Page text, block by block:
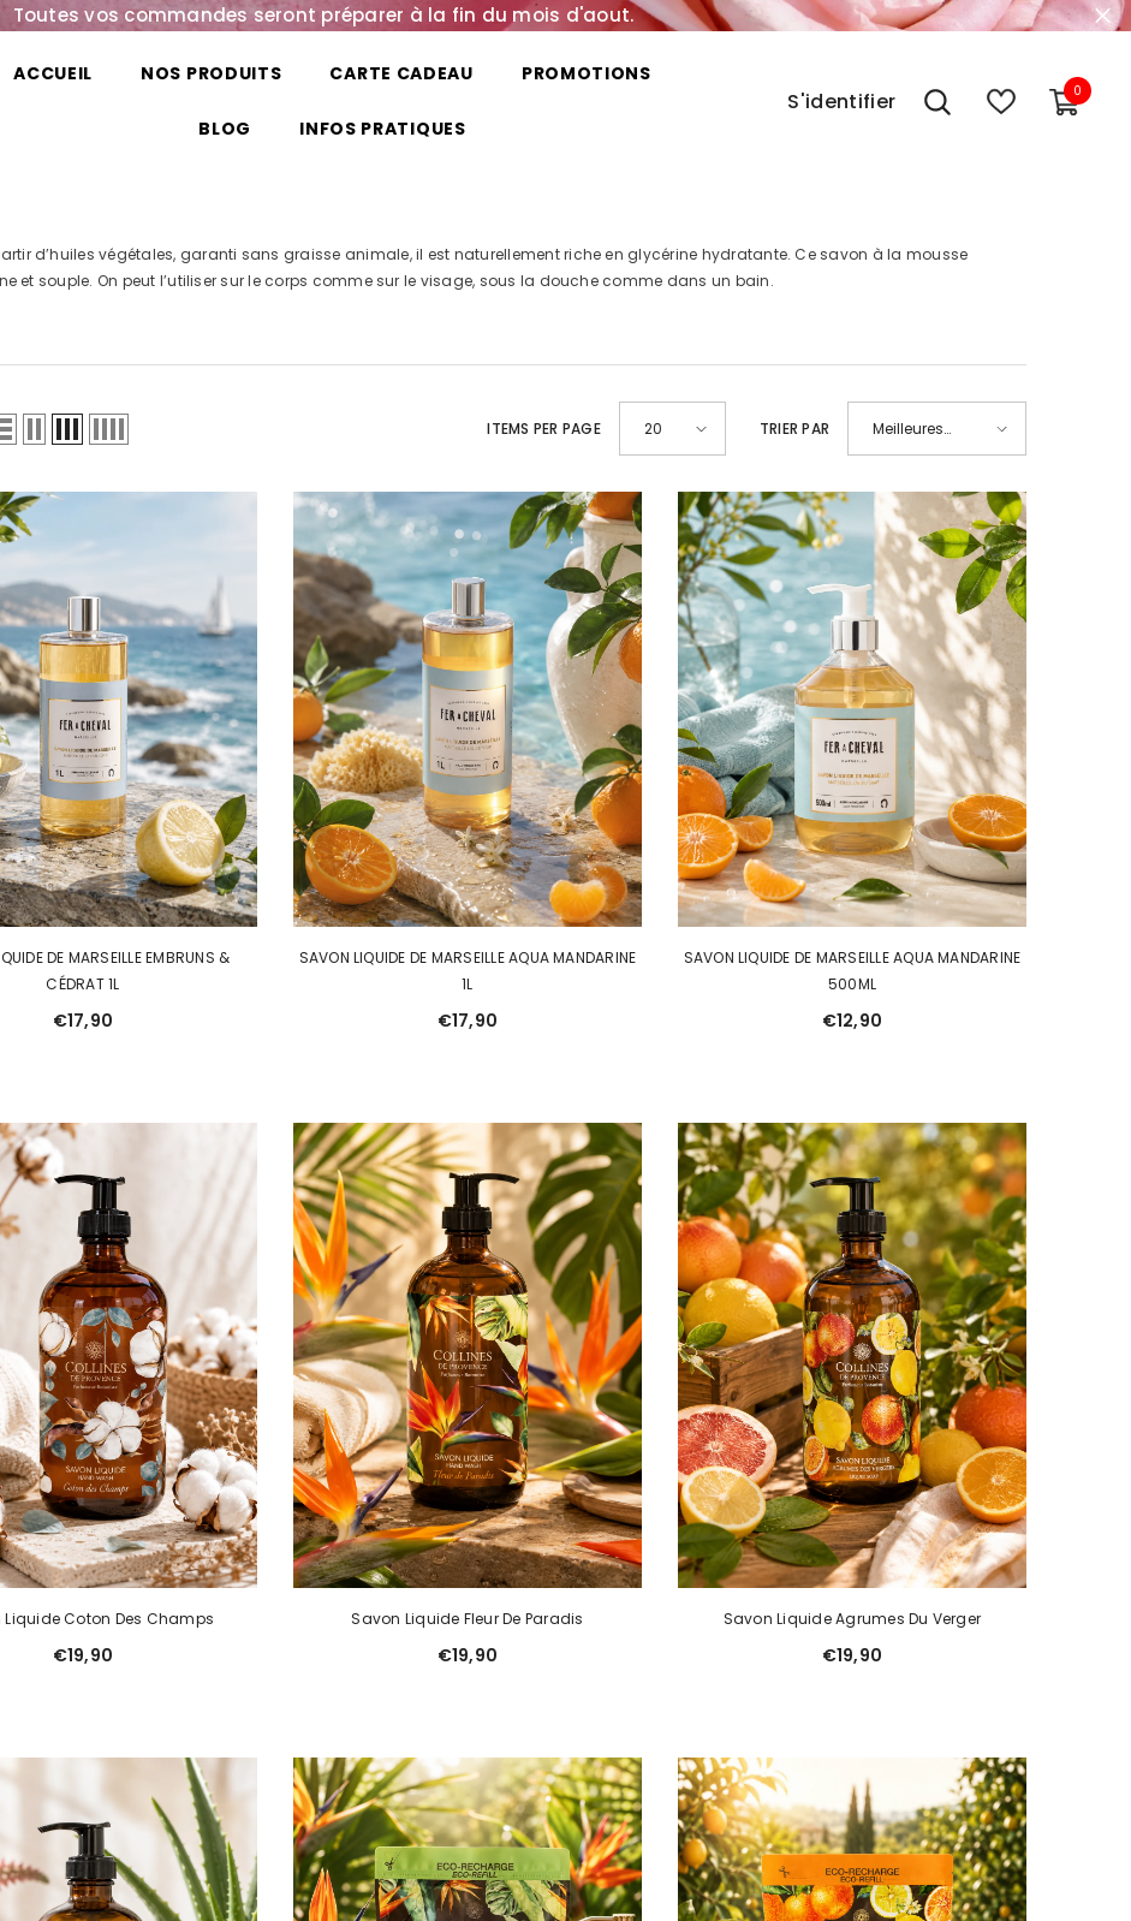
Toutes vos commandes seront préparer à la fin du mois d'aout.
ACCUEIL NOS PRODUITS CARTE CADEAU PROMOTIONS
BLOG INFOS PRATIQUES
S'identifier 0 0
d’huiles végétales, garanti sans graisse animale, il est naturellement riche en glycérine hydratante. Ce savon à la mousse
et souple. On peut l’utiliser sur le corps comme sur le visage, sous la douche comme dans un bain.
ITEMS PER PAGE 20 TRIER PAR
Meilleures
DE MARSEILLE EMBRUNS &
CÉDRAT 1L
€17,90
SAVON LIQUIDE DE MARSEILLE AQUA MANDARINE
1L
€17,90
SAVON LIQUIDE DE MARSEILLE AQUA MANDARINE
500ML
€12,90
Liquide Coton Des Champs
€19,90
Savon Liquide Fleur De Paradis
€19,90
Savon Liquide Agrumes Du Verger
€19,90